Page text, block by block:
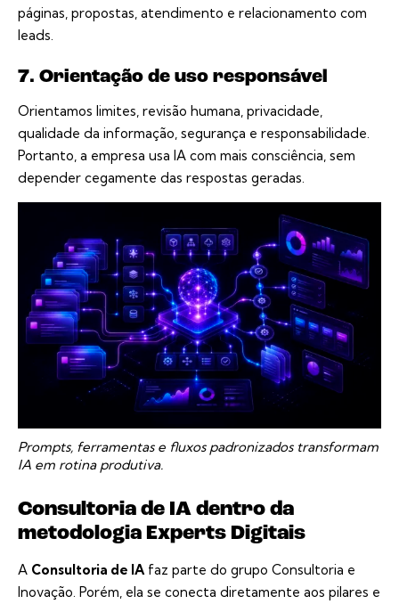
páginas, propostas, atendimento e relacionamento com
leads.
7. Orientação de uso responsável
Orientamos limites, revisão humana, privacidade,
qualidade da informação, segurança e responsabilidade.
Portanto, a empresa usa IA com mais consciência, sem
depender cegamente das respostas geradas.
Prompts, ferramentas e fluxos padronizados transformam
IA em rotina produtiva.
Consultoria de IA dentro da
metodologia Experts Digitais
A Consultoria de IAfaz parte do grupo Consultoria e
Inovação. Porém, ela se conecta diretamente aos pilares e